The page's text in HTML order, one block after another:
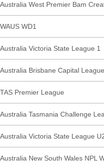
Australia West Premier Bam
WAUS WD1
Australia Victoria State League 1
Australia Brisbane Capital
TAS Premier League
Australia Tasmania Challenge
Australia Victoria State League
Australia New South Wales NPL